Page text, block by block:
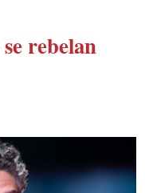
se rebelan